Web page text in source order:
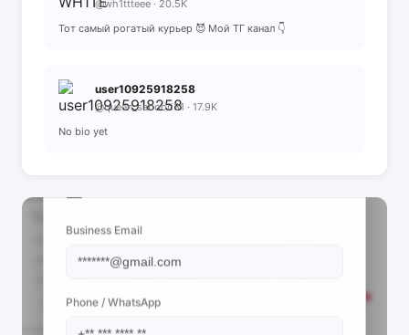
@wh1ttteee · 20.5K
Тот самый рогатый курьер 😈 Мой ТГ канал 👇
user10925918258
@queen_saboori31 · 17.9K
No bio yet
Business Email
Phone / WhatsApp